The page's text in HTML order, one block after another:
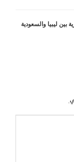
بين ليبيا والسعودية